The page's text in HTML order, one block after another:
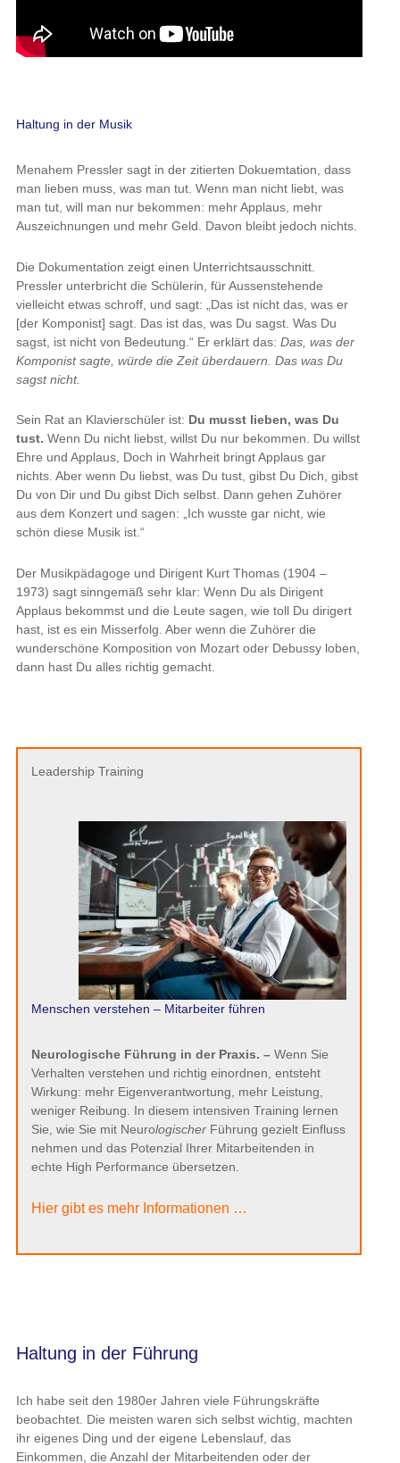
Haltung in der Musik
Menahem Pressler sagt in der zitierten Dokuemtation, dass
man lieben muss, was man tut. Wenn man nicht liebt, was
man tut, will man nur bekommen: mehr Applaus, mehr
Auszeichnungen und mehr Geld. Davon bleibt jedoch nichts.
Die Dokumentation zeigt einen Unterrichtsausschnitt.
Pressler unterbricht die Schülerin, für Aussenstehende
vielleicht etwas schroff, und sagt: „Das ist nicht das, was er
[der Komponist] sagt. Das ist das, was Du sagst. Was Du
sagst, ist nicht von Bedeutung.“ Er erklärt das: Das, was der
Komponist sagte, würde die Zeit überdauern. Das was Du
sagst nicht.
Sein Rat an Klavierschüler ist: Du musst lieben, was Du
tust. Wenn Du nicht liebst, willst Du nur bekommen. Du willst
Ehre und Applaus, Doch in Wahrheit bringt Applaus gar
nichts. Aber wenn Du liebst, was Du tust, gibst Du Dich, gibst
Du von Dir und Du gibst Dich selbst. Dann gehen Zuhörer
aus dem Konzert und sagen: „Ich wusste gar nicht, wie
schön diese Musik ist.“
Der Musikpädagoge und Dirigent Kurt Thomas (1904 –
1973) sagt sinngemäß sehr klar: Wenn Du als Dirigent
Applaus bekommst und die Leute sagen, wie toll Du dirigert
hast, ist es ein Misserfolg. Aber wenn die Zuhörer die
wunderschöne Komposition von Mozart oder Debussy loben,
dann hast Du alles richtig gemacht.
Leadership Training
Menschen verstehen – Mitarbeiter führen
Neurologische Führung in der Praxis. – Wenn Sie
Verhalten verstehen und richtig einordnen, entsteht
Wirkung: mehr Eigenverantwortung, mehr Leistung,
weniger Reibung. In diesem intensiven Training lernen
Sie, wie Sie mit NeurologischerFührung gezielt Einfluss
nehmen und das Potenzial Ihrer Mitarbeitenden in
echte High Performance übersetzen.
Hier gibt es mehr Informationen …
Haltung in der Führung
Ich habe seit den 1980er Jahren viele Führungskräfte
beobachtet. Die meisten waren sich selbst wichtig, machten
ihr eigenes Ding und der eigene Lebenslauf, das
Einkommen, die Anzahl der Mitarbeitenden oder der